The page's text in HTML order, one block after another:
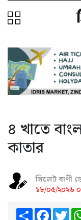
৪ খাতে
কাতার
সিলেট বাণী
১৮/০৫/২০২৬
Share